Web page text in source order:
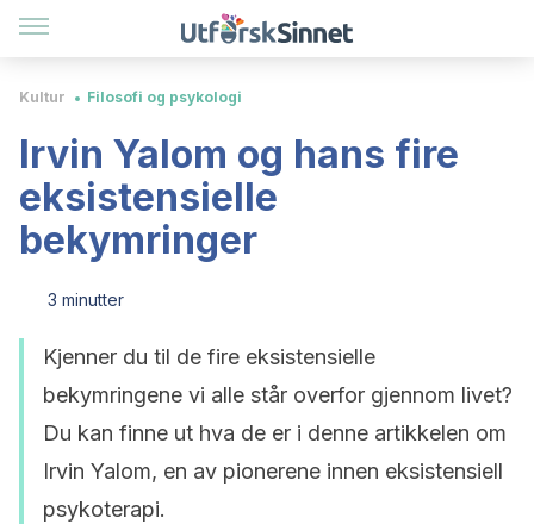
Kultur Filosofi og psykologi
Irvin Yalom og hans fire
eksistensielle
bekymringer
3 minutter
Kjenner du til de fire eksistensielle
bekymringene vi alle står overfor gjennom livet?
Du kan finne ut hva de er i denne artikkelen om
Irvin Yalom, en av pionerene innen eksistensiell
psykoterapi.